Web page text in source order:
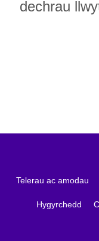
dechrau
Telerau ac amodau
Hygyrchedd